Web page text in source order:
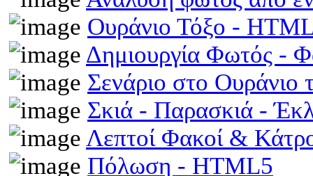
Ουράνιο Τόξο -
Δημιουργία Φωτός -
Σενάριο στο Ουράνιο
Σκιά - Παρασκιά -
Λεπτοί Φακοί &
Πόλωση - HTML5